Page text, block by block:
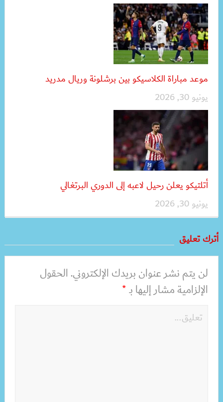
موعد مباراة الكلاسيكو بين برشلونة وريال مدريد
يونيو 30, 2026
أتلتيكو يعلن رحيل لاعبه إلى الدوري البرتغالي
يونيو 30, 2026
أترك تعليق
لن يتم نشر عنوان بريدك الإلكتروني.الحقول
الإلزامية مشار إليها بـ*